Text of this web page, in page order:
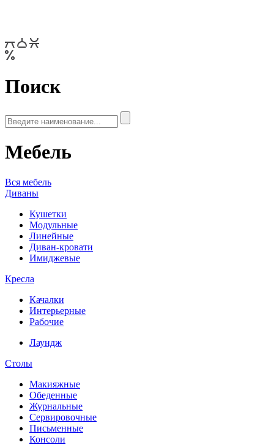
Поиск
Мебель
Вся мебель
Диваны
Кушетки
Модульные
Линейные
Диван-кровати
Имиджевые
Кресла
Качалки
Интерьерные
Рабочие
Лаундж
Столы
Макияжные
Обеденные
Журнальные
Сервировочные
Письменные
Консоли